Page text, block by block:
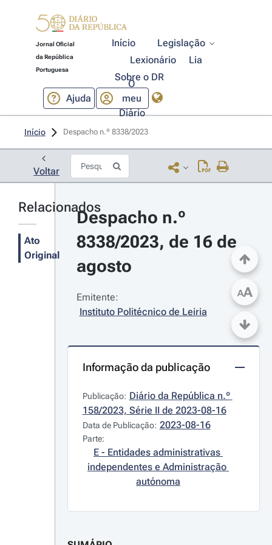
Jornal Oficial
da República
Portuguesa
Início
Legislação
Lexionário
Lia
Sobre o DR
Ajuda
O
meu
Diário
Início Despacho n.º 8338/2023
Voltar
Relacionados
Ato
Original
Despacho n.º
8338/2023, de 16 de
agosto
Emitente:
Instituto Politécnico de Leiria
Informação da publicação
Publicação: Diário da República n.º
158/2023, Série II de 2023-08-16
Data de Publicação: 2023-08-16
Parte:
E - Entidades administrativas
independentes e Administração
autónoma
AA